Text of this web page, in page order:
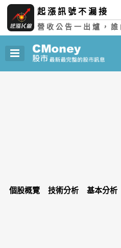
起漲訊號不漏接
營收公告一出爐，
個股概覽 技術分析 基本分析